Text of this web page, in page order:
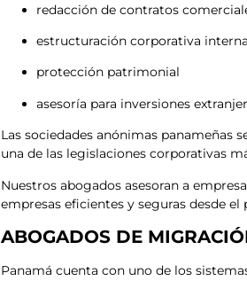
redacción de contratos
estructuración corporativa
protección patrimonial
asesoría para inversiones
Las sociedades anónimas panameñas
una de las legislaciones corporativas
Nuestros abogados asesoran a
empresas eficientes y seguras desde
ABOGADOS DE
Panamá cuenta con uno de los